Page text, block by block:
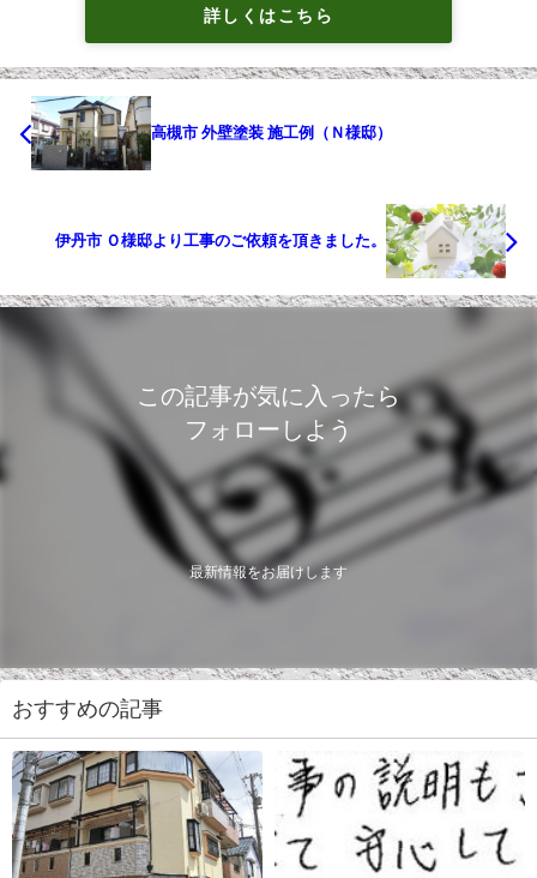
詳しくはこちら
高槻市 外壁塗装 施工例（Ｎ様邸）
伊丹市 Ｏ様邸より工事のご依頼を頂きました。
この記事が気に入ったら
フォローしよう
最新情報をお届けします
おすすめの記事